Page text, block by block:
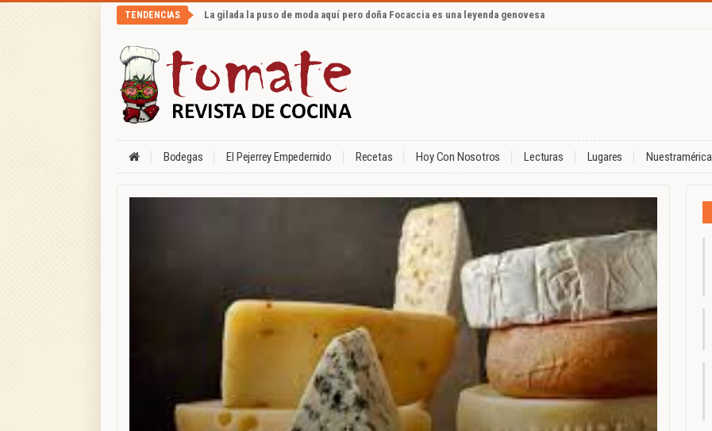
TENDENCIAS La gilada la puso de moda aquí pero doña Focaccia es una leyenda genovesa
Bodegas El Pejerrey Empedernido Recetas Hoy Con Nosotros Lecturas Lugares Nuestramérica